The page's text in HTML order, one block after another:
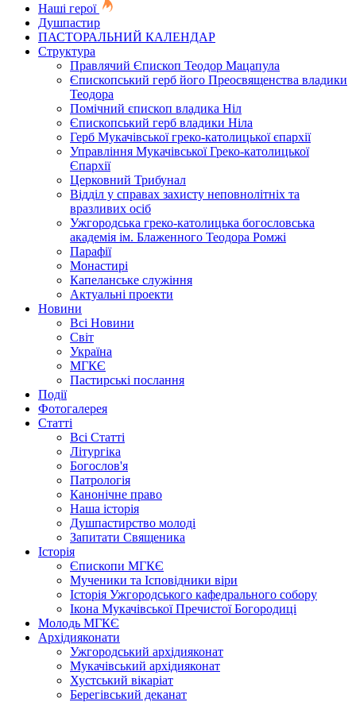
Наші герої
Душпастир
ПАСТОРАЛЬНИЙ КАЛЕНДАР
Структура
Правлячий Єпископ Теодор Мацапула
Єпископський герб його Преосвященства владики
Теодора
Помічний єпископ владика Ніл
Єпископський герб владики Ніла
Герб Мукачівської греко-католицької єпархії
Управління Мукачівської Греко-католицької
Єпархії
Церковний Трибунал
Відділ у справах захисту неповнолітніх та
вразливих осіб
Ужгородська греко-католицька богословська
академія ім. Блаженного Теодора Ромжі
Парафії
Монастирі
Капеланське служіння
Актуальні проекти
Новини
Всі Новини
Світ
Україна
МГКЄ
Пастирські послання
Події
Фотогалерея
Статті
Всі Статті
Літургіка
Богослов'я
Патрологія
Канонічне право
Наша історія
Душпастирство молоді
Запитати Священика
Історія
Єпископи МГКЄ
Мученики та Ісповідники віри
Історія Ужгородського кафедрального собору
Ікона Мукачівської Пречистої Богородиці
Молодь МГКЄ
Архідияконати
Ужгородський архідияконат
Мукачівський архідияконат
Хустський вікаріат
Берегівський деканат